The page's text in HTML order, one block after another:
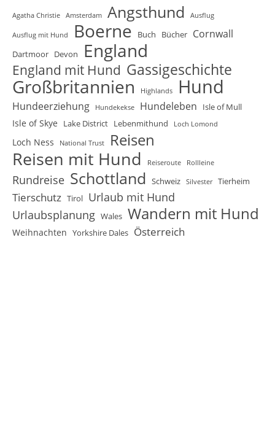
Agatha Christie Amsterdam Angsthund Ausflug
Ausflug mit Hund Boerne Buch Bücher Cornwall
Dartmoor Devon England
England mit Hund Gassigeschichte
Großbritannien Highlands Hund
Hundeerziehung Hundekekse Hundeleben Isle of Mull
Isle of Skye Lake District Lebenmithund Loch Lomond
Loch Ness National Trust Reisen
Reisen mit Hund Reiseroute Rollleine
Rundreise Schottland Schweiz Silvester Tierheim
Tierschutz Tirol Urlaub mit Hund
Urlaubsplanung Wales Wandern mit Hund
Weihnachten Yorkshire Dales Österreich